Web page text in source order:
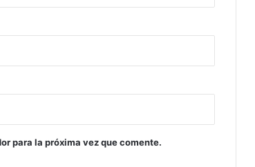
para la próxima vez que comente.